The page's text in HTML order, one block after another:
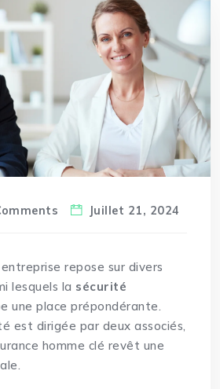
Juillet 21, 2024
repose sur divers
lesquels la sécurité
une place prépondérante.
est dirigée par deuxassociés,
homme clé revêt une